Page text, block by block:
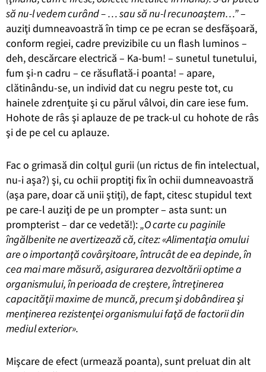
să nu-l vedem curând – … sau să nu-l recunoaştem…”–
auziţi dumneavoastră în timp ce pe ecran se desfăşoară,
conform regiei, cadre previzibile cu un flash luminos –
deh, descărcare electrică – Ka-bum! – sunetul tunetului,
fum şi-n cadru – ce răsuflată-i poanta! – apare,
clătinându-se, un individ dat cu negru peste tot, cu
hainele zdrenţuite şi cu părul vâlvoi, din care iese fum.
Hohote de râs şi aplauze de pe track-ul cu hohote de râs
şi de pe cel cu aplauze.
Fac o grimasă din colţul gurii (un rictus de fin intelectual,
nu-i aşa?) şi, cu ochii proptiţi fix în ochii dumneavoastră
(aşa pare, doar că unii ştiţi), de fapt, citesc stupidul text
pe care-l auziţi de pe un prompter – asta sunt: un
prompterist – dar ce vedetă!):„O carte cu paginile
îngălbenite ne avertizează că, citez: «Alimentaţia omului
are o importanţă covârşitoare, întrucât de ea depinde, în
cea mai mare măsură, asigurarea dezvoltării optime a
organismului, în perioada de creştere, întreţinerea
capacităţii maxime de muncă, precum şi dobândirea şi
menţinerea rezistenţei organismului faţă de factorii din
mediul exterior».
Mişcare de efect (urmează poanta), sunt preluat din alt